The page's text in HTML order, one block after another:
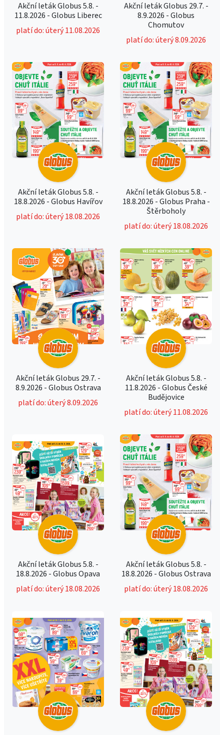
Akční leták Globus 5.8. -
11.8.2026 - Globus Liberec
platí do: úterý 11.08.2026
Akční leták Globus 29.7. -
8.9.2026 - Globus
Chomutov
platí do: úterý 8.09.2026
Akční leták Globus 5.8. -
18.8.2026 - Globus Havířov
platí do: úterý 18.08.2026
Akční leták Globus 5.8. -
18.8.2026 - Globus Praha -
Štěrboholy
platí do: úterý 18.08.2026
Akční leták Globus 29.7. -
8.9.2026 - Globus Ostrava
platí do: úterý 8.09.2026
Akční leták Globus 5.8. -
11.8.2026 - Globus České
Budějovice
platí do: úterý 11.08.2026
Akční leták Globus 5.8. -
18.8.2026 - Globus Opava
platí do: úterý 18.08.2026
Akční leták Globus 5.8. -
18.8.2026 - Globus Ostrava
platí do: úterý 18.08.2026